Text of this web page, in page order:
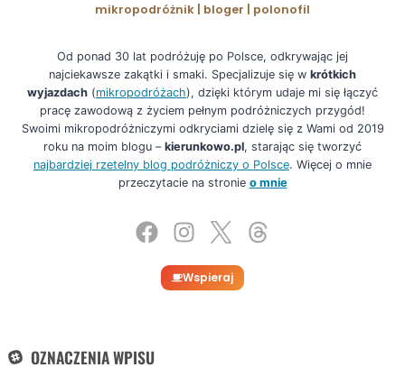
mikropodróżnik | bloger | polonofil
Od ponad 30 lat podróżuję po Polsce, odkrywając jej
najciekawsze zakątki i smaki. Specjalizuje się w krótkich
wyjazdach (mikropodróżach), dzięki którym udaje mi się łączyć
pracę zawodową z życiem pełnym podróżniczych przygód!
Swoimi mikropodróżniczymi odkryciami dzielę się z Wami od 2019
roku na moim blogu – kierunkowo.pl, starając się tworzyć
najbardziej rzetelny blog podróżniczy o Polsce. Więcej o mnie
przeczytacie na stronie o mnie
Wspieraj
OZNACZENIA WPISU